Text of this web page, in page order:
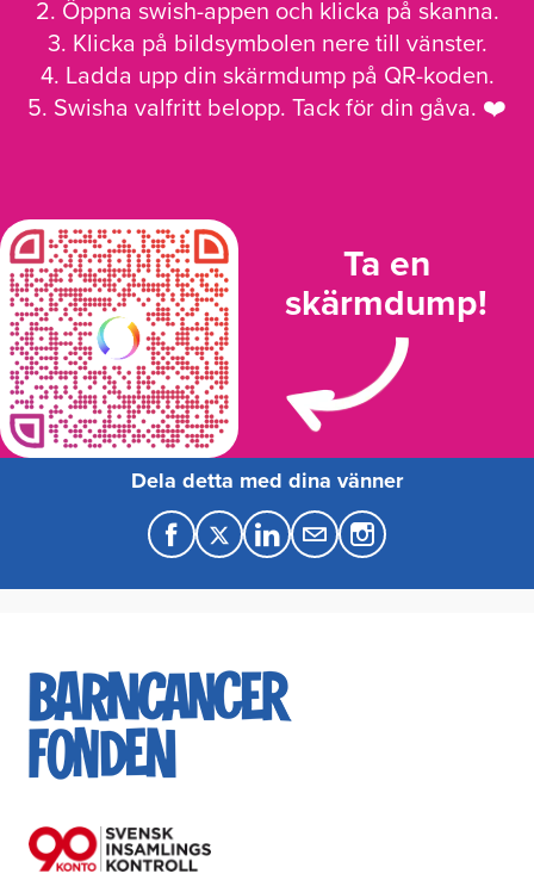
2. Öppna swish-appen och klicka på skanna.
3. Klicka på bildsymbolen nere till vänster.
4. Ladda upp din skärmdump på QR-koden.
5. Swisha valfritt belopp. Tack för din gåva. ❤️
Ta en
skärmdump!
Dela detta med dina vänner
F
a
e
b
k
T
w
t
t
L
i
k
e
M
a